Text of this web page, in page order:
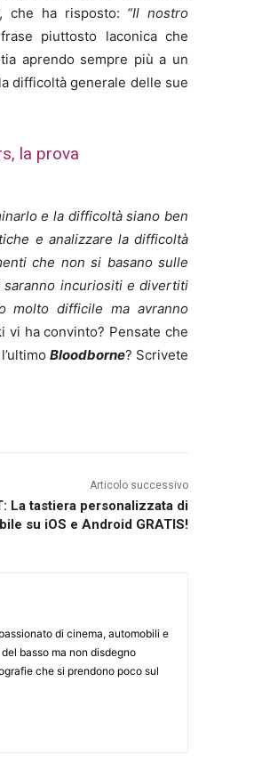
, che ha risposto: “Il nostro
piuttosto laconica che
aprendo sempre più a un
difficoltà generale delle sue
la prova
e la difficoltà siano ben
e analizzare la difficoltà
che non si basano sulle
incuriositi e divertiti
molto difficile ma avranno
vi ha convinto? Pensate che
Bloodborne? Scrivete
Articolo successivo
La tastiera personalizzata di
su iOS e Android GRATIS!
di cinema, automobili e
basso ma non disdegno
che si prendono poco sul